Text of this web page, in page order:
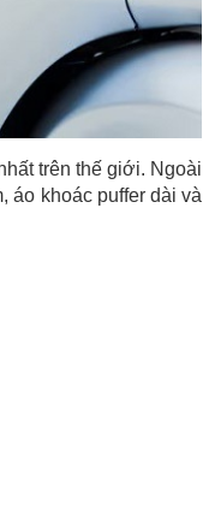
trên thế giới. Ngoài
áo khoác puffer dài và